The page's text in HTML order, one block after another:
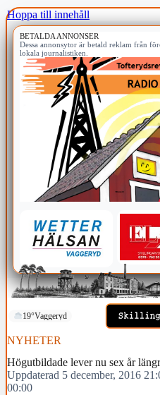
Hoppa till innehåll
BETALDA ANNONSER
Dessa annonsytor är betald reklam från
lokala journalistiken.
19°Vaggeryd
NYHETER
Högutbildade lever nu sex år
Uppdaterad 5 december, 2016
00:00